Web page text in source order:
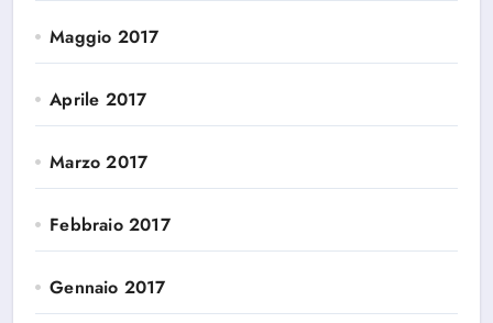
Maggio 2017
Aprile 2017
Marzo 2017
Febbraio 2017
Gennaio 2017